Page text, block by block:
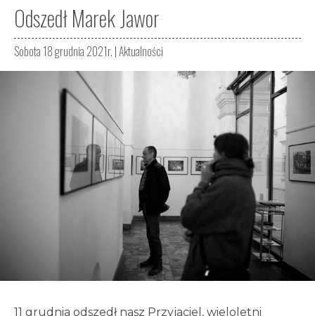
Odszedł Marek Jawor
Sobota 18 grudnia 2021r. |Aktualności
11 grudnia odszedł nasz Przyjaciel, wieloletni